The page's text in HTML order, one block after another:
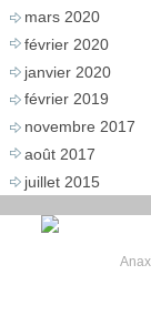
mars 2020
février 2020
janvier 2020
février 2019
novembre 2017
août 2017
juillet 2015